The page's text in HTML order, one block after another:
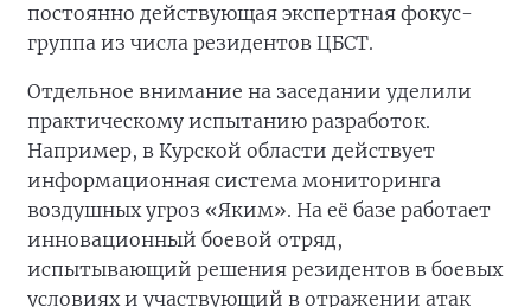
постоянно действующая экспертная фокус-
группа из числа резидентов ЦБСТ.
Отдельное внимание на заседании уделили
практическому испытанию разработок.
Например, в Курской области действует
информационная система мониторинга
воздушных угроз «Яким». На её базе работает
инновационный боевой отряд,
испытывающий решения резидентов в боевых
условиях и участвующий в отражении атак